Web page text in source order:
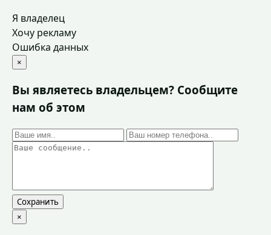
Я владелец
Хочу рекламу
Ошибка данных
×
Вы являетесь владельцем? Сообщите
нам об этом
Сохранить
×